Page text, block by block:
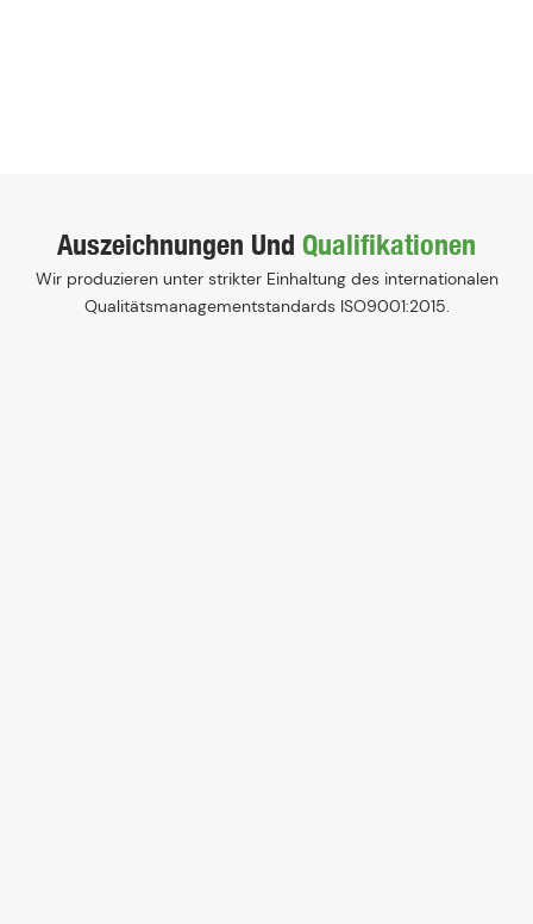
Auszeichnungen Und Qualifikationen
Wir produzieren unter strikter Einhaltung des internationalen
Qualitätsmanagementstandards ISO9001:2015.